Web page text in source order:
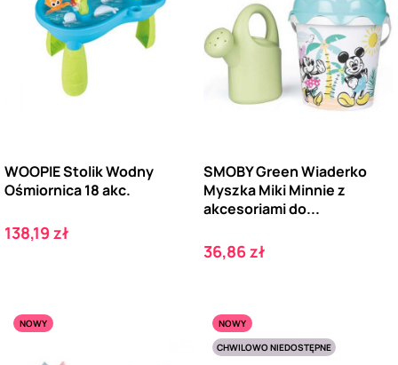
WOOPIE Stolik Wodny
Ośmiornica 18 akc.
Cena
138,19 zł
SMOBY Green Wiaderko
Myszka Miki Minnie z
akcesoriami do...
Cena
36,86 zł
NOWY
NOWY
CHWILOWO NIEDOSTĘPNE